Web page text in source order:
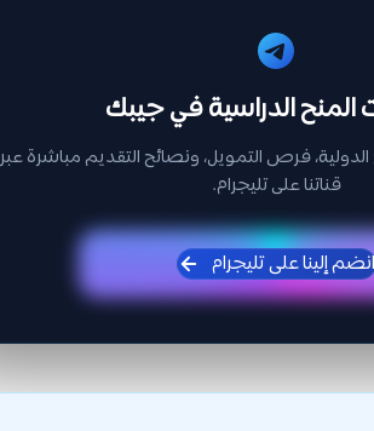
المنح الدراسية في جيبك
فرص التمويل، ونصائح التقديم مباشرة عبر
قناتنا على تليجرام.
انضم إلينا على تليجرام